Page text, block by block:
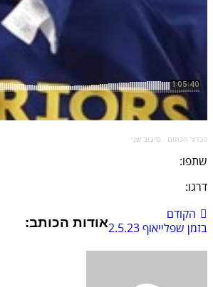
הכדור הכתום · סיבוב שני
שתפו:
דרגו:
הקודם
בזמן שפלייאוף 2.5.23
אודות הכותב: